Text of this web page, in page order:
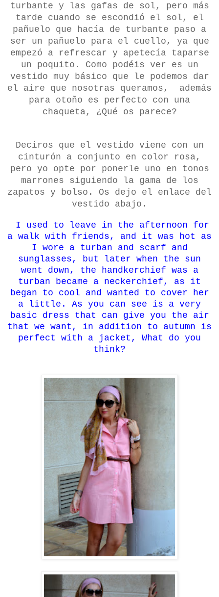
turbante y las gafas de sol, pero más
tarde cuando se escondió el sol, el
pañuelo que hacía de turbante paso a
ser un pañuelo para el cuello, ya que
empezó a refrescar y apetecía taparse
un poquito. Como podéis ver es un
vestido muy básico que le podemos dar
el aire que nosotras queramos, además
para otoño es perfecto con una
chaqueta, ¿Qué os parece?
Deciros que el vestido viene con un
cinturón a conjunto en color rosa,
pero yo opte por ponerle uno en tonos
marrones siguiendo la gama de los
zapatos y bolso. Os dejo el enlace del
vestido abajo.
I used to leave in the afternoon
for
a walk with friends, and it was hot
as
I wore a
turban and scarf
and
sunglasses , but later when the
sun
went down , the handkerchief was
a
turban
became a neckerchief ,
as it
began to cool
and wanted to
cover her
a little.
As you can see is
a very
basic
dress that can give you
the air
that we want, in addition to
autumn is
perfect
with a jacket,
What do you
think?